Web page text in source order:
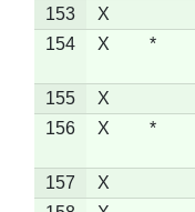
153 X
154
X *
155 X
156
X *
157 X